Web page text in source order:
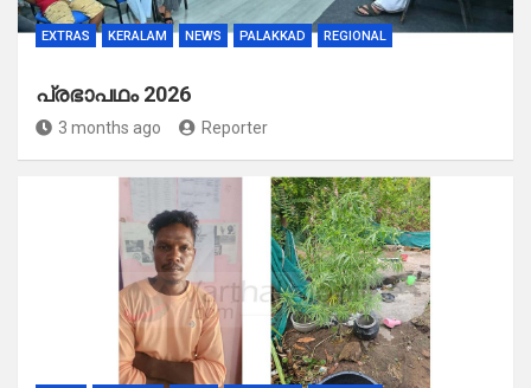
EXTRAS KERALAM NEWS PALAKKAD REGIONAL
പ്രഭാപഥം 2026
3 months ago Reporter